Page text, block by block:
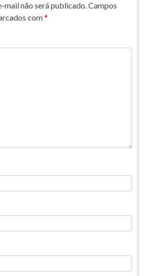
mail não será publicado.Campos
com*